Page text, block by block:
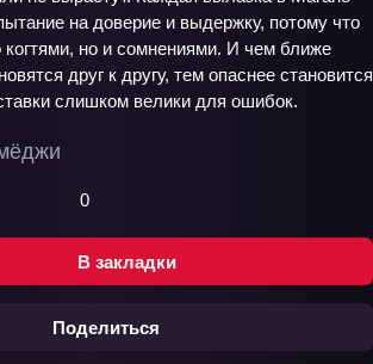
В закладки
Поделиться
0
на доверие и выдержку, потому что
когтями, но и сомнениями. И чем ближе
друг к другу, тем опаснее становится
слишком велики для ошибок.